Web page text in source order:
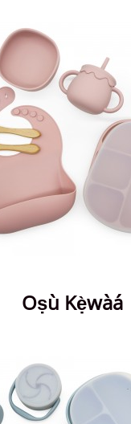
Oṣù Kẹ̀wàá